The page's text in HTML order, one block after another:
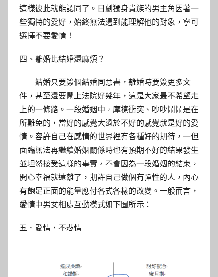
這樣彼此就能認同了。日劇獨身貴族的男主角因著一
些獨特的愛好，始終無法遇到能理解他的對象，寧可
選擇不要愛情！
四、離婚比結婚還麻煩？
結婚只要簽個結婚同意書，離婚時要簽更多文
件，甚至還要鬧上法院好幾年，這是大家最不希望走
上的一條路。一段婚姻中，摩擦衝突、吵吵鬧鬧是在
所難免的，當好的感覺大過於不好的感覺就是好的愛
情。容許自己在感情的世界裡有各種好的期待，一但
面臨無法再繼續婚姻關係時也有預期不好的結果發生
並坦然接受這樣的事實，不會因為一段婚姻的結束，
開心幸福就遠離了，期許自己做個有彈性的人，內心
有飽足正面的能量應付各式各樣的改變。一般而言，
愛情中男女相處互動模式如下圖所示：
五、愛情，不悲情